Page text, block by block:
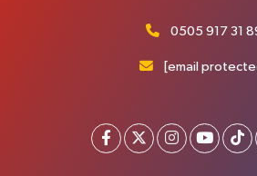
0505 917 31
[email